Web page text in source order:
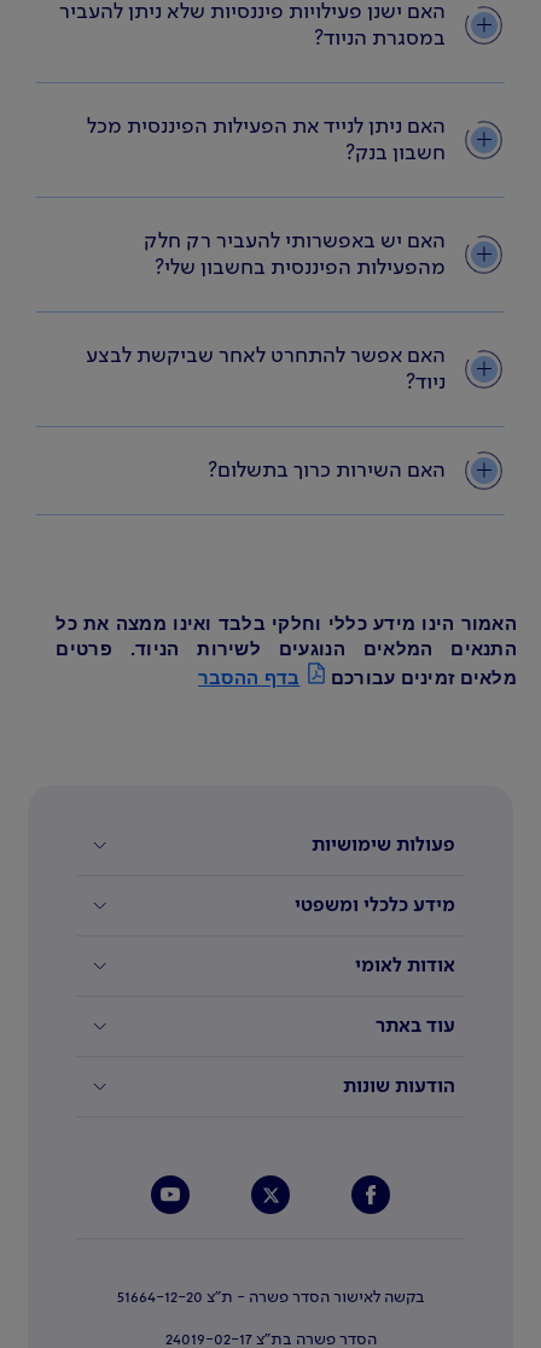
האם ישנן פעילויות פיננסיות שלא ניתן להעביר
במסגרת הניוד?
האם ניתן לנייד את הפעילות הפיננסית מכל
חשבון בנק?
האם יש באפשרותי להעביר רק חלק
מהפעילות הפיננסית בחשבון שלי?
האם אפשר להתחרט לאחר שביקשת לבצע
ניוד?
האם השירות כרוך בתשלום?
האמור הינו מידע כללי וחלקי בלבד ואינו ממצה את כל
התנאים המלאים הנוגעים לשירות הניוד. פרטים
מלאים זמינים עבורכם
בדף ההסבר
פעולות שימושיות
מידע כלכלי ומשפטי
אודות לאומי
עוד באתר
הודעות שונות
בקשה לאישור הסדר פשרה - ת"צ 51664-12-20
הסדר פשרה בת"צ 24019-02-17